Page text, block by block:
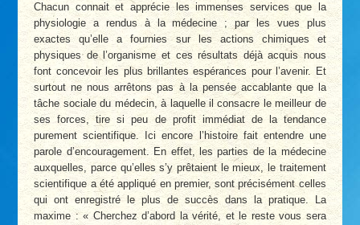
Chacun connait et apprécie les immenses services que la
physiologie a rendus à la médecine ; par les vues plus
exactes qu’elle a fournies sur les actions chimiques et
physiques de l’organisme et ces résultats déjà acquis nous
font concevoir les plus brillantes espérances pour l’avenir. Et
surtout ne nous arrêtons pas à la pensée accablante que la
tâche sociale du médecin, à laquelle il consacre le meilleur de
ses forces, tire si peu de profit immédiat de la tendance
purement scientifique. Ici encore l’histoire fait entendre une
parole d’encouragement. En effet, les parties de la médecine
auxquelles, parce qu’elles s’y prêtaient le mieux, le traitement
scientifique a été appliqué en premier, sont précisément celles
qui ont enregistré le plus de succès dans la pratique. La
maxime : « Cherchez d’abord la vérité, et le reste vous sera